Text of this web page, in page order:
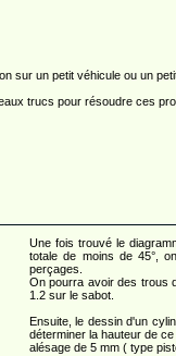
sur un petit véhicule ou un
trucs pour résoudre ces
Une fois trouvé le
totale de moins de 45°,
perçages.
On pourra avoir des trous
1.2 sur le sabot.
Ensuite, le dessin d'un
déterminer la hauteur de
alésage de 5 mm ( type